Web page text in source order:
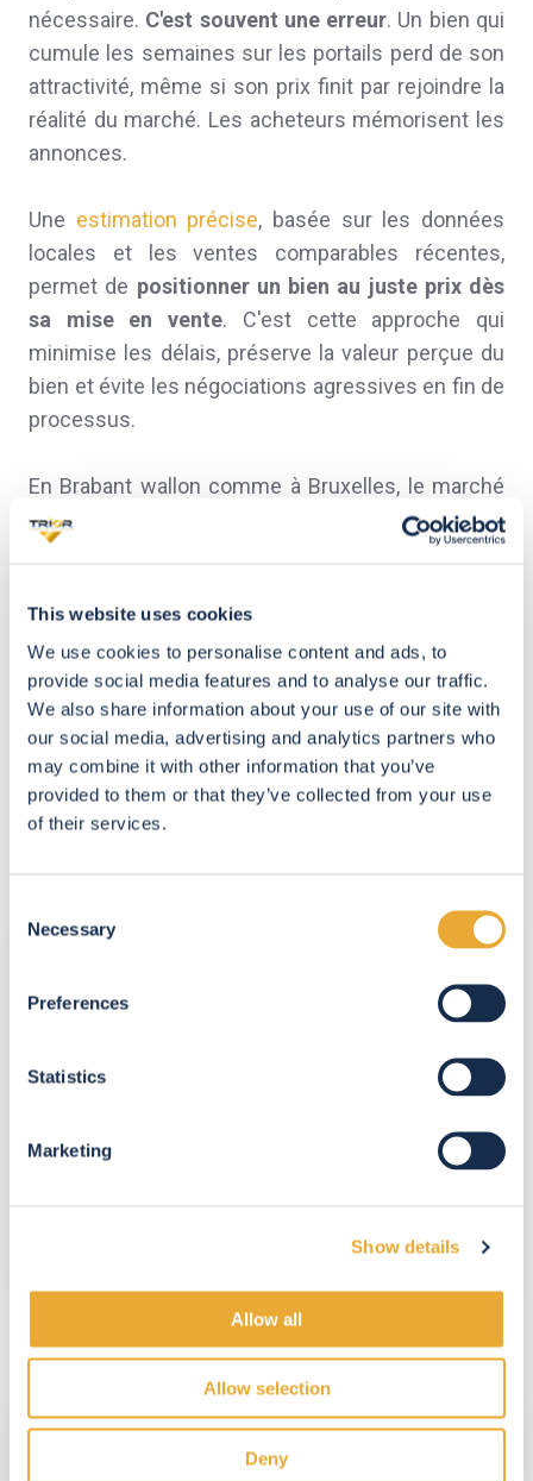
This website uses cookies
We use cookies to personalise content and ads, to
provide social media features and to analyse our traffic.
We also share information about your use of our site with
our social media, advertising and analytics partners who
may combine it with other information that you’ve
provided to them or that they’ve collected from your use
of their services.
Selection
Necessary
Preferences
Statistics
Marketing
Show details
Allow all
Allow selection
Deny
nécessaire. C'est souvent une erreur. Un bien qui
cumule les semaines sur les portails perd de son
attractivité, même si son prix finit par rejoindre la
réalité du marché. Les acheteurs mémorisent les
annonces.
Une estimation précise, basée sur les données
locales et les ventes comparables récentes,
permet de positionner un bien au juste prix dès
sa mise en vente. C'est cette approche qui
minimise les délais, préserve la valeur perçue du
bien et évite les négociations agressives en fin de
processus.
En Brabant wallon comme à Bruxelles, le marché
reste porteur. Mais
il récompense ceux qui
entrent dans la transaction avec une stratégie
Vous souhaitez savoir à quel prix votre bien peut
se vendre aujourd'hui ? Nos agents TRIOR
réalisent des estimations gratuites, basées sur les
données réelles du marché local, en Brabant
wallon et à Bruxelles.
marché au quotidien et peuvent vous aider à